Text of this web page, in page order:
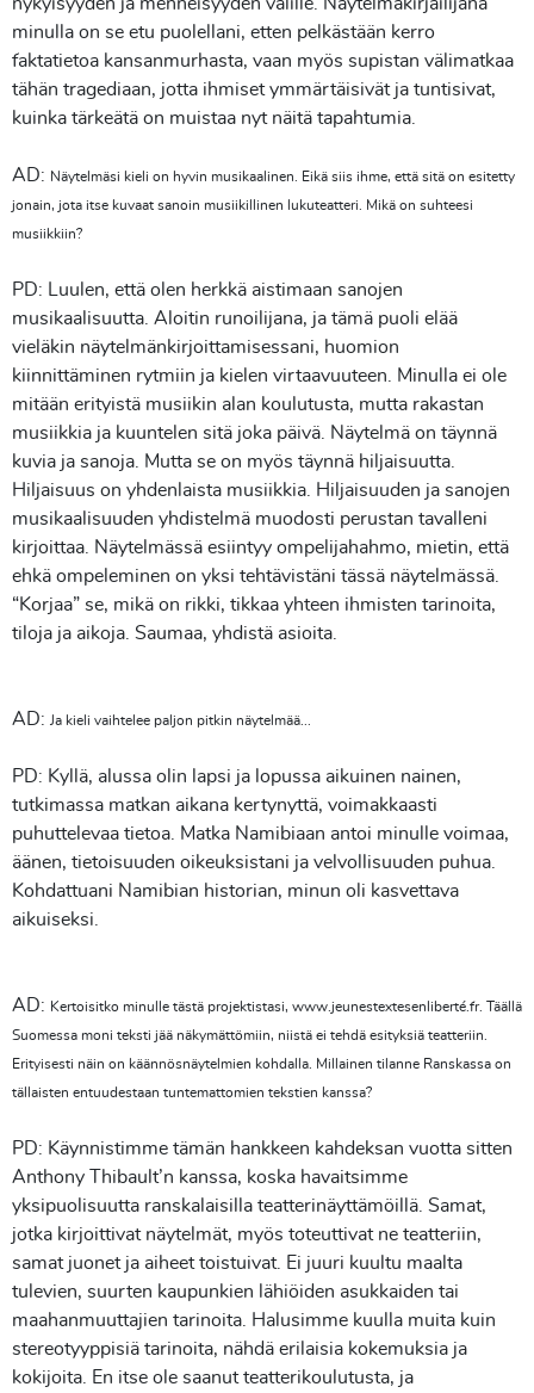
minulla on se etu puolellani, etten pelkästään kerro
faktatietoa kansanmurhasta, vaan myös supistan välimatkaa
tähän tragediaan, jotta ihmiset ymmärtäisivät ja tuntisivat,
kuinka tärkeätä on muistaa nyt näitä tapahtumia.
AD: Näytelmäsi kieli on hyvin musikaalinen. Eikä siis ihme, että sitä on esitetty
jonain, jota itse kuvaat sanoin musiikillinen lukuteatteri. Mikä on suhteesi
musiikkiin?
PD: Luulen, että olen herkkä aistimaan sanojen
musikaalisuutta. Aloitin runoilijana, ja tämä puoli elää
vieläkin näytelmänkirjoittamisessani, huomion
kiinnittäminen rytmiin ja kielen virtaavuuteen. Minulla ei ole
mitään erityistä musiikin alan koulutusta, mutta rakastan
musiikkia ja kuuntelen sitä joka päivä. Näytelmä on täynnä
kuvia ja sanoja. Mutta se on myös täynnä hiljaisuutta.
Hiljaisuus on yhdenlaista musiikkia. Hiljaisuuden ja sanojen
musikaalisuuden yhdistelmä muodosti perustan tavalleni
kirjoittaa. Näytelmässä esiintyy ompelijahahmo, mietin, että
ehkä ompeleminen on yksi tehtävistäni tässä näytelmässä.
“Korjaa” se, mikä on rikki, tikkaa yhteen ihmisten tarinoita,
tiloja ja aikoja. Saumaa, yhdistä asioita.
AD: Ja kieli vaihtelee paljon pitkin näytelmää...
PD: Kyllä, alussa olin lapsi ja lopussa aikuinen nainen,
tutkimassa matkan aikana kertynyttä, voimakkaasti
puhuttelevaa tietoa. Matka Namibiaan antoi minulle voimaa,
äänen, tietoisuuden oikeuksistani ja velvollisuuden puhua.
Kohdattuani Namibian historian, minun oli kasvettava
aikuiseksi.
AD: Kertoisitko minulle tästä projektistasi, www.jeunestextesenliberté.fr. Täällä
Suomessa moni teksti jää näkymättömiin, niistä ei tehdä esityksiä teatteriin.
Erityisesti näin on käännösnäytelmien kohdalla. Millainen tilanne Ranskassa on
tällaisten entuudestaan tuntemattomien tekstien kanssa?
PD: Käynnistimme tämän hankkeen kahdeksan vuotta sitten
Anthony Thibault’n kanssa, koska havaitsimme
yksipuolisuutta ranskalaisilla teatterinäyttämöillä. Samat,
jotka kirjoittivat näytelmät, myös toteuttivat ne teatteriin,
samat juonet ja aiheet toistuivat. Ei juuri kuultu maalta
tulevien, suurten kaupunkien lähiöiden asukkaiden tai
maahanmuuttajien tarinoita. Halusimme kuulla muita kuin
stereotyyppisiä tarinoita, nähdä erilaisia kokemuksia ja
kokijoita. En itse ole saanut teatterikoulutusta, ja